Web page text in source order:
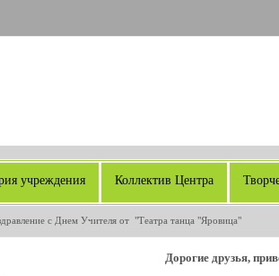
учреждения Коллектив Центра
с Днем Учителя от "Театра танца "Яровица"
Дорогие друзья,